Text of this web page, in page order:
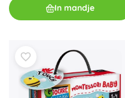
In mandje